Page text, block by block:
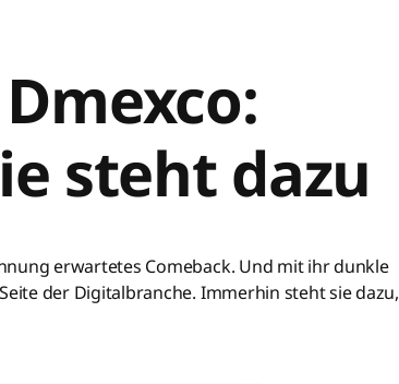
steht dazu
erwartetes Comeback. Und mit ihr dunkle
der Digitalbranche. Immerhin steht sie dazu,